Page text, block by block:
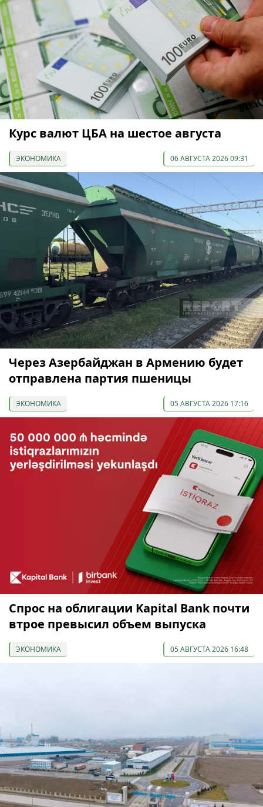
Курс валют ЦБА на шестое августа
ЭКОНОМИКА 06 АВГУСТА 2026 09:31
Через Азербайджан в Армению будет
отправлена партия пшеницы
ЭКОНОМИКА 05 АВГУСТА 2026 17:16
Спрос на облигации Kapital Bank почти
втрое превысил объем выпуска
ЭКОНОМИКА 05 АВГУСТА 2026 16:48